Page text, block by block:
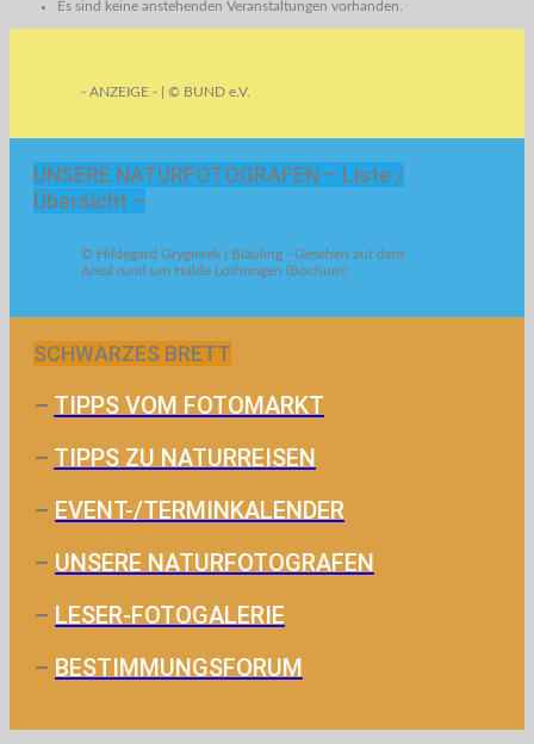
Es sind keine anstehenden Veranstaltungen vorhanden.
- ANZEIGE - | © BUND e.V.
UNSERE NATURFOTOGRAFEN – Liste /
Übersicht –
© Hildegard Grygierek | Bläuling - Gesehen auf dem
Areal rund um Halde Lothringen (Bochum)
SCHWARZES BRETT
– TIPPS VOM FOTOMARKT
– TIPPS ZU NATURREISEN
– EVENT-/TERMINKALENDER
– UNSERE NATURFOTOGRAFEN
– LESER-FOTOGALERIE
– BESTIMMUNGSFORUM